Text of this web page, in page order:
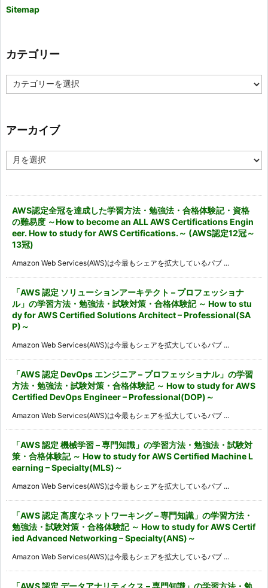
Sitemap
カテゴリー
テ
ー
アーカイブ
ー
AWS認定全冠を達成した学習方法・勉強法・合格体験記・資格
の難易度 ～How to become an ALL AWS Certifications Engin
eer. How to study for AWS Certifications.～ (AWS認定12冠～
13冠)
Amazon Web Services(AWS)は今最もシェアを拡大しているパブ ...
「AWS 認定 ソリューションアーキテクト – プロフェッショナ
ル」の学習方法・勉強法・試験対策・合格体験記 ～ How to stu
dy for AWS Certified Solutions Architect – Professional(SA
P)～
Amazon Web Services(AWS)は今最もシェアを拡大しているパブ ...
「AWS 認定 DevOps エンジニア – プロフェッショナル」の学習
方法・勉強法・試験対策・合格体験記 ～ How to study for AWS
Certified DevOps Engineer – Professional(DOP)～
Amazon Web Services(AWS)は今最もシェアを拡大しているパブ ...
「AWS 認定 機械学習 – 専門知識」の学習方法・勉強法・試験対
策・合格体験記 ～ How to study for AWS Certified Machine L
earning – Specialty(MLS)～
Amazon Web Services(AWS)は今最もシェアを拡大しているパブ ...
「AWS 認定 高度なネットワーキング – 専門知識」の学習方法・
勉強法・試験対策・合格体験記 ～ How to study for AWS Certif
ied Advanced Networking – Specialty(ANS)～
Amazon Web Services(AWS)は今最もシェアを拡大しているパブ ...
「AWS 認定 データアナリティクス – 専門知識」の学習方法・勉